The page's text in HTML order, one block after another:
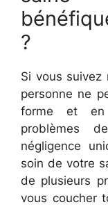
?
Si vous suivez
personne ne
forme et en
problèmes
négligence
soin de votre
de plusieurs
vous coucher